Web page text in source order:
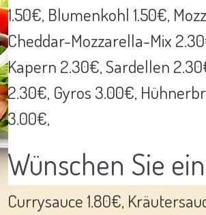
1.50€, Blumenkohl 1.50€,
Cheddar-Mozzarella-Mix
Kapern 2.30€, Sardellen
2.30€, Gyros 3.00€,
3.00€,
Wünschen Sie
Currysauce 1.80€,